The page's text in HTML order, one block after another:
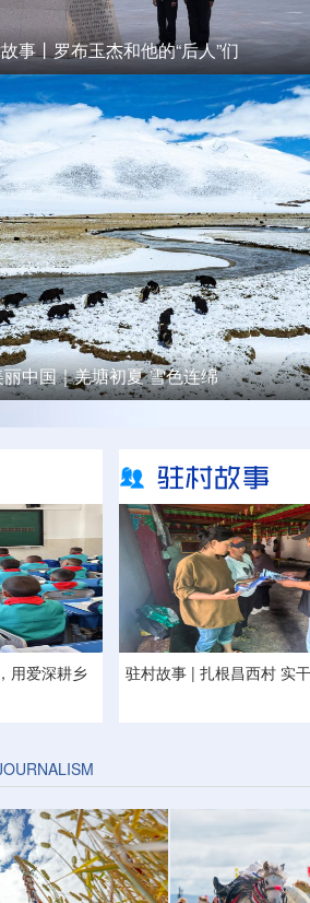
事丨罗布玉杰和他的“后人”们
中国｜羌塘初夏 雪色连绵
用爱深耕乡
驻村故事 | 扎根昌西村 实